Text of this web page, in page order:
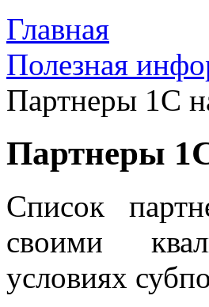
Главная
Полезная
Партнеры 1С
Партнеры
Список
своими
условиях